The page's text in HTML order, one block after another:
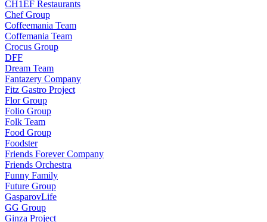
CH1EF Restaurants
Chef Group
Coffeemania Team
Coffemania Team
Crocus Group
DFF
Dream Team
Fantazery Company
Fitz Gastro Project
Flor Group
Folio Group
Folk Team
Food Group
Foodster
Friends Forever Company
Friends Orchestra
Funny Family
Future Group
GasparovLife
GG Group
Ginza Project